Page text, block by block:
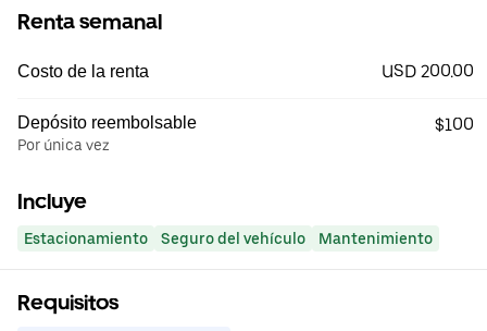
Renta semanal
Costo de la renta USD 200.00
Depósito reembolsable
Por única vez
$100
Incluye
Estacionamiento Seguro del vehículo Mantenimiento
Requisitos